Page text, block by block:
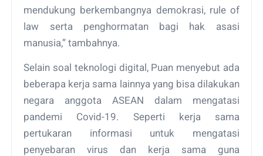
mendukung berkembangnya demokrasi, rule of
law serta penghormatan bagi hak asasi
manusia,” tambahnya.
Selain soal teknologi digital, Puan menyebut ada
beberapa kerja sama lainnya yang bisa dilakukan
negara anggota ASEAN dalam mengatasi
pandemi Covid-19. Seperti kerja sama
pertukaran informasi untuk mengatasi
penyebaran virus dan kerja sama guna